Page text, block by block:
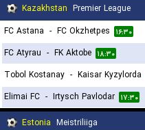
Kazakhstan Premier League
FC Astana - FC Okzhetpes ۱۶:۳۰
FC Atyrau - FK Aktobe ۱۸:۳۰
Tobol Kostanay - Kaisar Kyzylorda
Elimai FC - Irtysch Pavlodar ۱۷:۳۰
Estonia Meistriliiga